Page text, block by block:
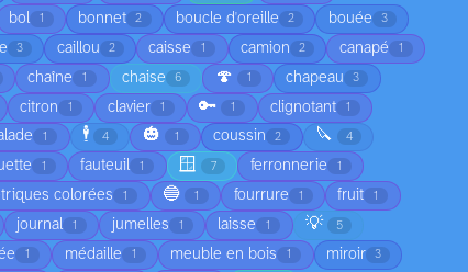
bol 1 bonnet 2 boucle d'oreille 2 bouée 3
3 caillou 2 caisse 1 camion 2 canapé 1
chaîne 1 chaise 6 🍄 1 chapeau 3
citron 1 clavier 1 🔑 1 clignotant 1
1 🕴️ 4 🎃 1 coussin 2 🔪 4
1 fauteuil 1 🪟 7 ferronnerie 1
colorées 1 🔵 1 fourrure 1 fruit 1
journal 1 jumelles 1 laisse 1 💡 5
1 médaille 1 meuble en bois 1 miroir 3